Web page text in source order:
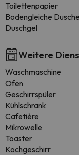
Toilettenpapier
Bodengleiche Dusche
Duschgel
Weitere
Waschmaschine
Ofen
Geschirrspüler
Kühlschrank
Cafetière
Mikrowelle
Toaster
Kochgeschirr